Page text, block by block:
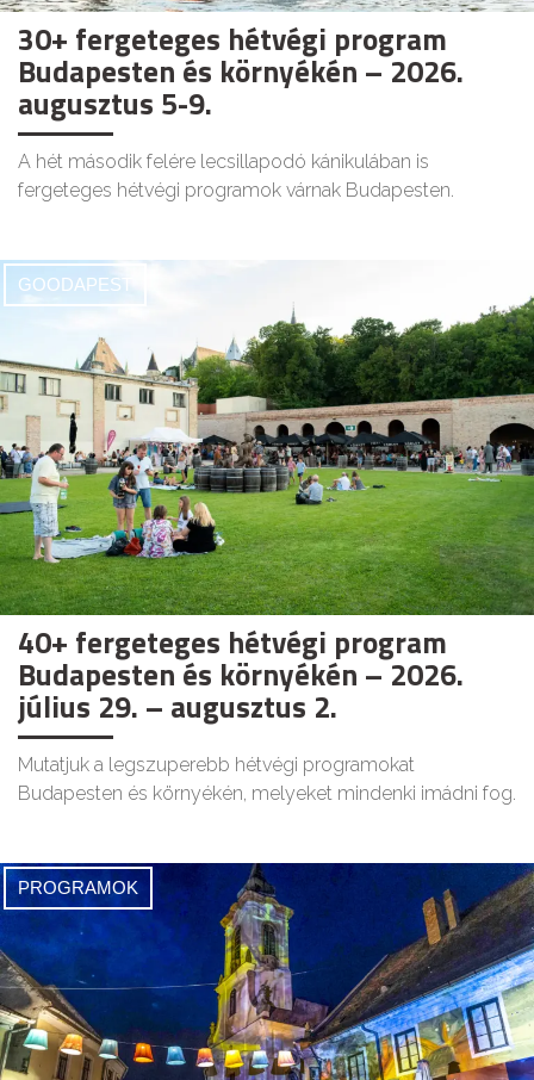
30+ fergeteges hétvégi program
Budapesten és környékén – 2026.
augusztus 5-9.
A hét második felére lecsillapodó kánikulában is
fergeteges hétvégi programok várnak Budapesten.
GOODAPEST
40+ fergeteges hétvégi program
Budapesten és környékén – 2026.
július 29. – augusztus 2.
Mutatjuk a legszuperebb hétvégi programokat
Budapesten és környékén, melyeket mindenki imádni fog.
PROGRAMOK